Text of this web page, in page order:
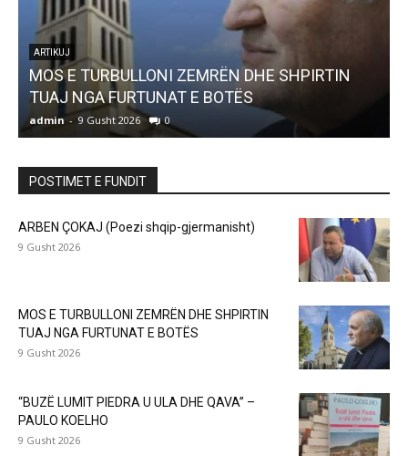
ARTIKUJ
MOS E TURBULLONI ZEMRËN DHE SHPIRTIN
TUAJ NGA FURTUNAT E BOTËS
admin - 9 Gusht 2026 0
POSTIMET E FUNDIT
ARBEN ÇOKAJ (Poezi shqip-gjermanisht)
9 Gusht 2026
MOS E TURBULLONI ZEMRËN DHE SHPIRTIN
TUAJ NGA FURTUNAT E BOTËS
9 Gusht 2026
“BUZË LUMIT PIEDRA U ULA DHE QAVA” –
PAULO KOELHO
9 Gusht 2026